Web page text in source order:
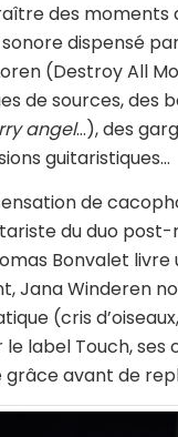
des moments
dispensé
(Destroy All
de sources, des
angel…), des
guitaristiques…
de
du duo
Bonvalet
Jana Winderen
(cris
le label Touch,
avant de